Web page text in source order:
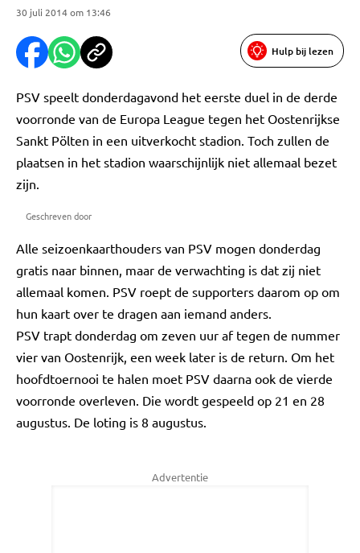
30 juli 2014 om 13:46
Hulp bij lezen
PSV speelt donderdagavond het eerste duel in de derde
voorronde van de Europa League tegen het Oostenrijkse
Sankt Pölten in een uitverkocht stadion. Toch zullen de
plaatsen in het stadion waarschijnlijk niet allemaal bezet
zijn.
Geschreven door
Alle seizoenkaarthouders van PSV mogen donderdag
gratis naar binnen, maar de verwachting is dat zij niet
allemaal komen. PSV roept de supporters daarom op om
hun kaart over te dragen aan iemand anders.
PSV trapt donderdag om zeven uur af tegen de nummer
vier van Oostenrijk, een week later is de return. Om het
hoofdtoernooi te halen moet PSV daarna ook de vierde
voorronde overleven. Die wordt gespeeld op 21 en 28
augustus. De loting is 8 augustus.
Advertentie